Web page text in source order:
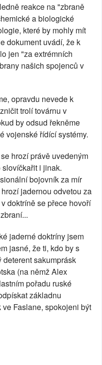
reakce na "zbraně
a biologické
které by mohly mít
dokument uvádí, že k
jen "za extrémních
našich spojenců v
opravdu nevede k
trolí továrnu v
by odsud řekněme
vojenské řídící systémy.
hrozí právě uvedeným
i jinak.
bojovník za mír
jadernou odvetou za
doktríně se přece hovoří
jaderné doktríny jsem
jasné, že ti, kdo by s
sakumprásk
(na němž Alex
pořadu ruské
základnu
Faslane, spokojeni být